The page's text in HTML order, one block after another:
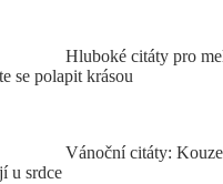
Hluboké citáty pro
se polapit krásou
Vánoční citáty:
u srdce